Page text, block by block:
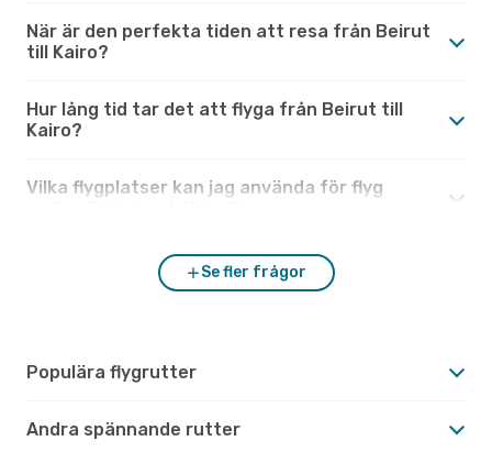
När är den perfekta tiden att resa från Beirut
till Kairo?
Hur lång tid tar det att flyga från Beirut till
Kairo?
Vilka flygplatser kan jag använda för flyg
Se fler frågor
Populära flygrutter
Andra spännande rutter